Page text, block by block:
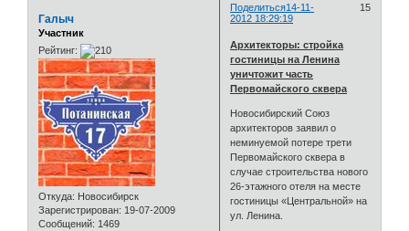
Поделиться 15
14-11-
2012 18:29:19
Галыч
Участник
Рейтинг:
Откуда: Новосибирск
Зарегистрирован: 19-07-2009
Сообщений: 1469
Архитекторы: стройка
гостиницы на Ленина
уничтожит часть
Первомайского сквера
Новосибирский Союз
архитекторов заявил о
неминуемой потере трети
Первомайского сквера в
случае строительства нового
26-этажного отеля на месте
гостиницы «Центральной» на
ул. Ленина.